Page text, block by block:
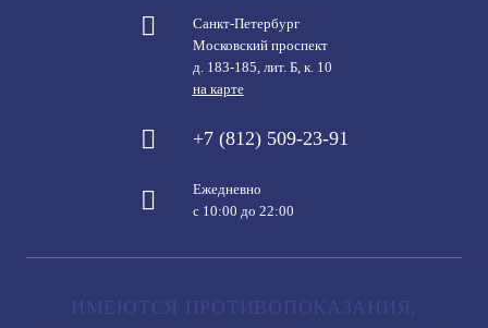
Санкт-Петербург
Московский проспект
д. 183-185, лит. Б, к. 10
на карте
+7 (812) 509-23-91
Ежедневно
с 10:00 до 22:00